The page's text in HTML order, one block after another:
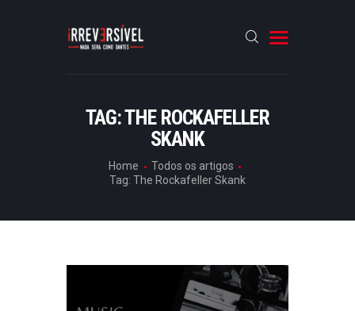
TAG: THE ROCKAFELLER
SKANK
Home
Todos os artigos
Tag: The Rockafeller Skank
HOME
ENTREVISTAS
ARTIGOS